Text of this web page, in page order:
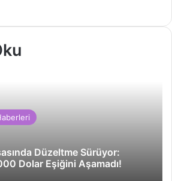
Düzeltme Sürüyor:
Dolar Eşiğini Aşamadı!